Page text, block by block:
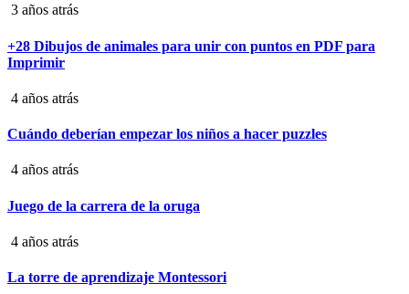
3 años atrás
+28 Dibujos de animales para unir con puntos en PDF para
Imprimir
4 años atrás
Cuándo deberían empezar los niños a hacer puzzles
4 años atrás
Juego de la carrera de la oruga
4 años atrás
La torre de aprendizaje Montessori